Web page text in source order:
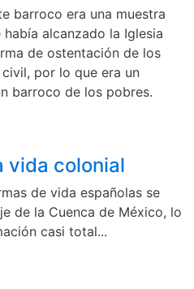
barroco era una muestra
alcanzado la Iglesia
de ostentación de los
por lo que era un
barroco de los pobres.
vida colonial
de vida españolas se
de la Cuenca de México, lo
casi total...